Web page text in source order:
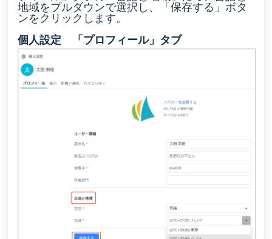
地域をプルダウンで選択し、「保存する」ボタ
ンをクリックします。
個人設定 「プロフィール」タブ